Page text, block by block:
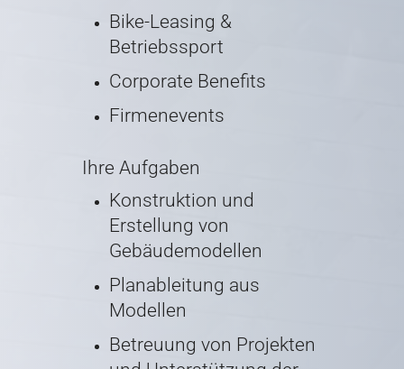
Bike-Leasing &
Betriebssport
Corporate Benefits
Firmenevents
Ihre Aufgaben
Konstruktion und
Erstellung von
Gebäudemodellen
Planableitung aus
Modellen
Betreuung von Projekten